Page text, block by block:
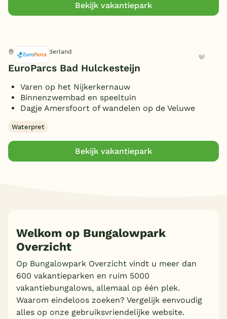
Bekijk vakantiepark
Nijkerk, Gelderland
EuroParcs Bad Hulckesteijn
Varen op het Nijkerkernauw
Binnenzwembad en speeltuin
Dagje Amersfoort of wandelen op de Veluwe
Waterpret
Bekijk vakantiepark
Welkom op Bungalowpark
Overzicht
Op Bungalowpark Overzicht vindt u meer dan
600 vakantieparken en ruim 5000
vakantiebungalows, allemaal op één plek.
Waarom eindeloos zoeken? Vergelijk eenvoudig
alles op onze gebruiksvriendelijke website.